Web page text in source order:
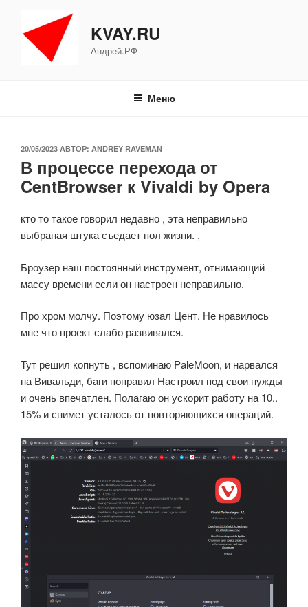
содержимому
KVAY.RU
Андрей.РФ
Меню
ОПУБЛИКОВАНО
20/05/2023 АВТОР: ANDREY RAVEMAN
В процессе перехода от
CentBrowser к Vivaldi by Opera
кто то такое говорил недавно , эта неправильно
выбраная штука съедает пол жизни. ,
Броузер наш постоянный инструмент, отнимающий
массу времени если он настроен неправильно.
Про хром молчу. Поэтому юзал Цент. Не нравилось
мне что проект слабо развивался.
Тут решил копнуть , вспоминаю PaleMoon, и нарвался
на Вивальди, баги поправил Настроил под свои нужды
и очень впечатлен. Полагаю он ускорит работу на 10..
15% и снимет усталось от повторяющихся операций.